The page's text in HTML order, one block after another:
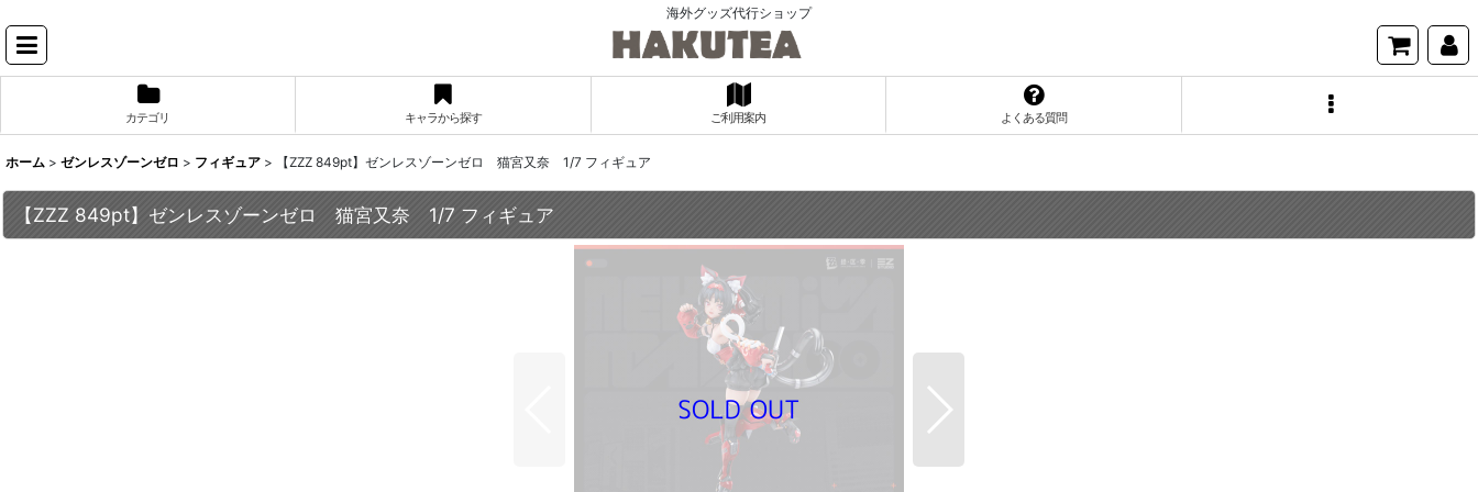
海外グッズ代行ショップ
カテゴリ キャラから探す ご利用案内 よくある質問
ホーム > ゼンレスゾーンゼロ > フィギュア > 【ZZZ 849pt】ゼンレスゾーンゼロ 猫宮又奈 1/7 フィギュア
【ZZZ 849pt】ゼンレスゾーンゼロ 猫宮又奈 1/7 フィギュア